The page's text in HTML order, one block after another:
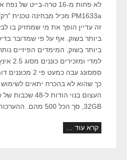
זה עדיין הופך את מי שמחזיק בו
ביותר בשוק. אף על פי שמדובר
ביותר בשוק, המימדים הפיזיים
למדי
סמסונג עבה כמעט
כך שהוא לא בהכרח יתאים
32GB, סך הכל 500 מהם. ההערכות…
קרא עוד …